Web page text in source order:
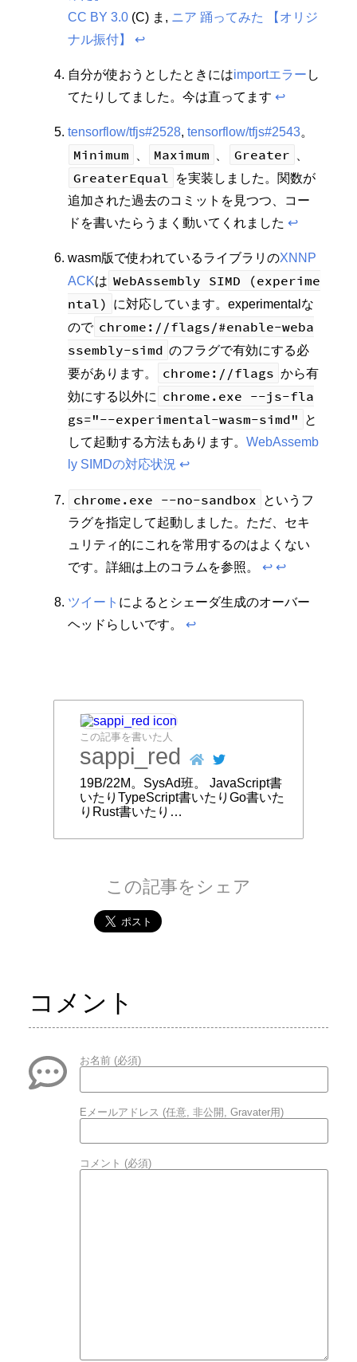
CC BY 3.0(C) ま, ニア 踊ってみた 【オリジ
ナル振付】
↩︎
自分が使おうとしたときにはimportエラー し
てたりしてました。今は直ってます ↩︎
tensorflow/tfjs#2528, tensorflow/tfjs#2543。
Minimum Maximum Greater
GreaterEqual
を実装しました。関数が
追加された過去のコミットを見つつ、コー
ドを書いたらうまく動いてくれました ↩︎
wasm版で使われているライブラリのXNNP
ACKは WebAssembly SIMD (experime
ntal)
に対応しています。experimentalな
ので chrome://flags/#enable-weba
ssembly-simd のフラグで有効にする必
要があります。
chrome://flags から有
効にする以外に chrome.exe --js-fla
gs="--experimental-wasm-simd"
と
して起動する方法もあります。 WebAssemb
ly SIMDの対応状況 ↩︎
chrome.exe --no-sandbox
というフ
ラグを指定して起動しました。ただ、セキ
ュリティ的にこれを常用するのはよくない
です。詳細は上のコラムを参照。 ↩︎ ↩︎
ツイート によるとシェーダ生成のオーバー
ヘッドらしいです。 ↩︎
この記事を書いた人
sappi_red
19B/22M。SysAd班。 JavaScript書
いたりTypeScript書いたりGo書いた
りRust書いたり…
この記事をシェア